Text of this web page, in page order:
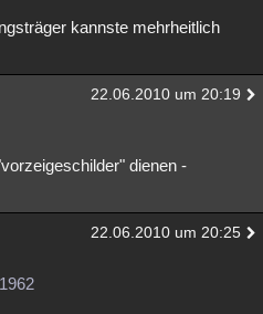
kannste mehrheitlich
22.06.2010 um 20:19
dienen -
22.06.2010 um 20:25